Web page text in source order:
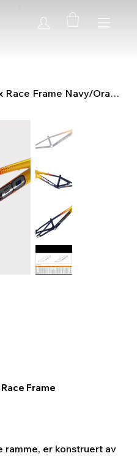
Meybo 2026 Holeshot Bmx Race Frame Navy/Orange/Yellow
Frame
ramme, er konstruert av